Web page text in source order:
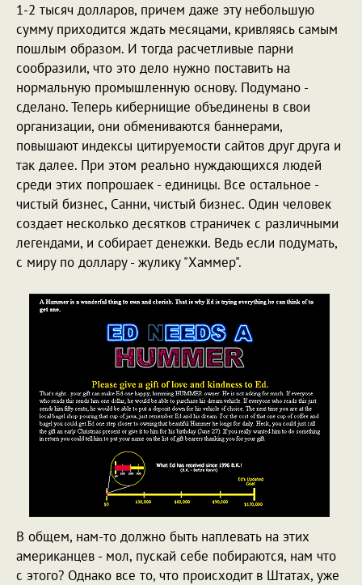
1-2 тысяч долларов, причем даже эту небольшую
сумму приходится ждать месяцами, кривляясь самым
пошлым образом. И тогда расчетливые парни
сообразили, что это дело нужно поставить на
нормальную промышленную основу. Подумано -
сделано. Теперь кибернищие объединены в свои
организации, они обмениваются баннерами,
повышают индексы цитируемости сайтов друг друга и
так далее. При этом реально нуждающихся людей
среди этих попрошаек - единицы. Все остальное -
чистый бизнес, Санни, чистый бизнес. Один человек
создает несколько десятков страничек с различными
легендами, и собирает денежки. Ведь если подумать,
с миру по доллару - жулику "Хаммер".
В общем, нам-то должно быть наплевать на этих
американцев - мол, пускай себе побираются, нам что
с этого? Однако все то, что происходит в Штатах, уже